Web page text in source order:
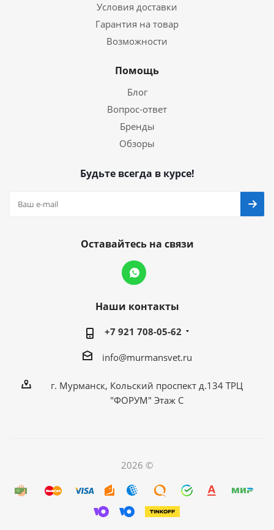
Условия доставки
Гарантия на товар
Возможности
Помощь
Блог
Вопрос-ответ
Бренды
Обзоры
Будьте всегда в курсе!
Оставайтесь на связи
Наши контакты
+7 921 708-05-62
info@murmansvet.ru
г. Мурманск, Кольский проспект д.134 ТРЦ
"ФОРУМ" Этаж С
2026 ©